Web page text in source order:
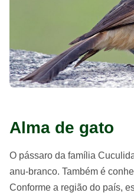
Alma de gato
O pássaro da família
anu-branco. Também é
Conforme a região do país,